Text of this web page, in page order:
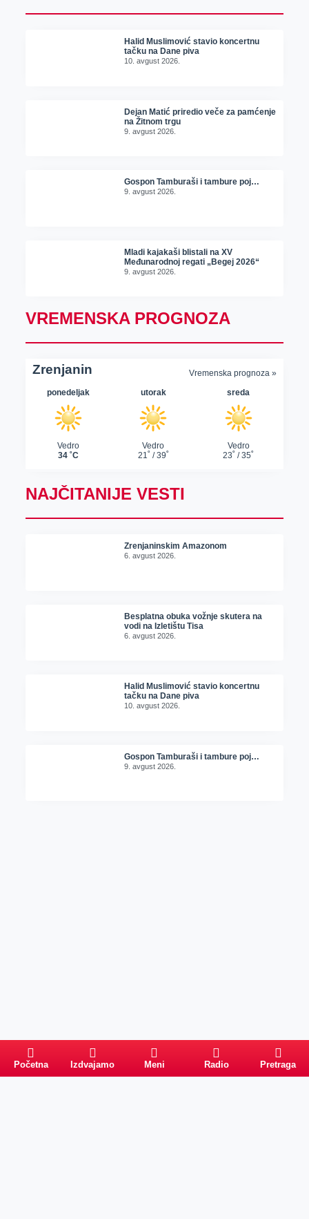
Halid Muslimović stavio koncertnu
tačku na Dane piva
10. avgust 2026.
Dejan Matić priredio veče za pamćenje
na Žitnom trgu
9. avgust 2026.
Gospon Tamburaši i tambure poj…
9. avgust 2026.
Mladi kajakaši blistali na XV
Međunarodnoj regati „Begej 2026“
9. avgust 2026.
VREMENSKA PROGNOZA
NAJČITANIJE VESTI
Zrenjaninskim Amazonom
6. avgust 2026.
Besplatna obuka vožnje skutera na
vodi na Izletištu Tisa
6. avgust 2026.
Halid Muslimović stavio koncertnu
tačku na Dane piva
10. avgust 2026.
Gospon Tamburaši i tambure poj…
9. avgust 2026.
Početna Izdvajamo Meni Radio Pretraga